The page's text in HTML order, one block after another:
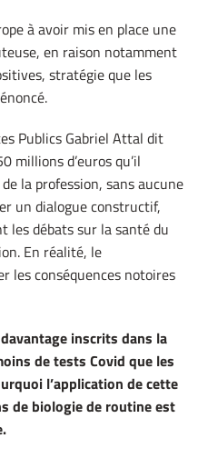
à avoir mis en place une
en raison notamment
stratégie que les
Publics Gabriel Attal dit
millions d’euros qu’il
la profession, sans aucune
un dialogue constructif,
les débats sur la santé du
En réalité, le
les conséquences notoires
inscrits dans la
de tests Covid que les
l’application de cette
de biologie de routine est